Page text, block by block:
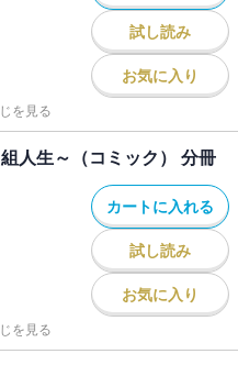
試し読み
お気に入り
を見る
人生～（コミック） 分冊
カートに入れる
試し読み
お気に入り
を見る